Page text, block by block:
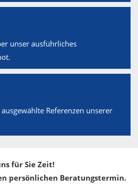
unser ausführliches
Referenzen unserer
für Sie Zeit!
persönlichen Beratungstermin.